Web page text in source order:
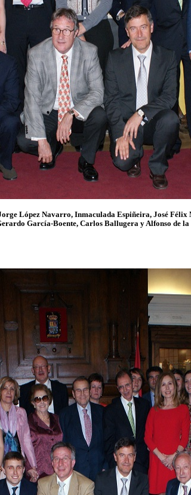
López Navarro, Inmaculada Espiñeira, José
García-Boente, Carlos Ballugera y Alfonso de